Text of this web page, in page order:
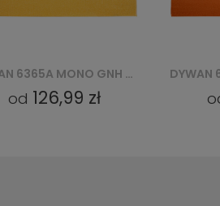
DYWAN 6365A MONO GNH - POMARAŃCZOWY
od 126,99 zł